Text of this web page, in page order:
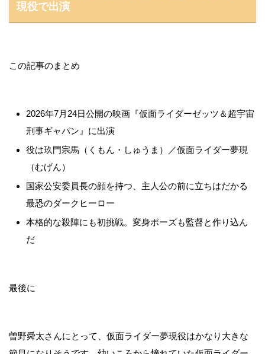
現役で出演
この記事のまとめ
2026年7月24日公開の映画『仮面ライダーゼッツ＆超宇宙
刑事ギャバン』に出演
役は玖門宗馬（くもん・しゅうま）／仮面ライダー夢現
（むげん）
国家公安委員長の顔を持つ、主人公の前に立ちはだかる
最恐のダークヒーロー
本格的な殺陣にも初挑戦。変身ポーズも監督と作り込ん
だ
最後に
曽野舜太さんにとって、仮面ライダー夢現役はかなり大きな